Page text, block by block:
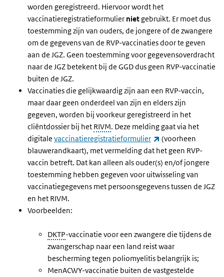
worden geregistreerd. Hiervoor wordt het
vaccinatieregistratieformulier nietgebruikt. Er moet dus
toestemming zijn van ouders, de jongere of de zwangere
om de gegevens van de RVP-vaccinaties door te geven
aan de JGZ. Geen toestemming voor gegevensoverdracht
naar de JGZ betekent bij de GGD dus geen RVP-vaccinatie
buiten de JGZ.
Vaccinaties die gelijkwaardig zijn aan een RVP-vaccin,
maar daar geen onderdeel van zijn en elders zijn
gegeven, worden bij voorkeur geregistreerd in het
cliëntdossier bij het RIVM. Deze melding gaat via het
digitale vaccinatieregistratieformulier (externe link)
(voorheen
blauwerandkaart), met vermelding dat het geen RVP-
vaccin betreft. Dat kan alleen als ouder(s) en/of jongere
toestemming hebben gegeven voor uitwisseling van
vaccinatiegegevens met persoonsgegevens tussen de JGZ
en het RIVM.
Voorbeelden:
DKTP-vaccinatie voor een zwangere die tijdens de
zwangerschap naar een land reist waar
bescherming tegen poliomyelitis belangrijk is;
MenACWY-vaccinatie buiten de vastgestelde